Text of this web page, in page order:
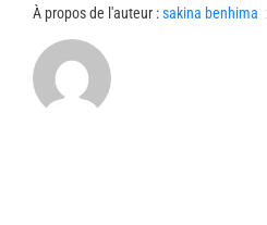
À propos de l'auteur :sakina benhima